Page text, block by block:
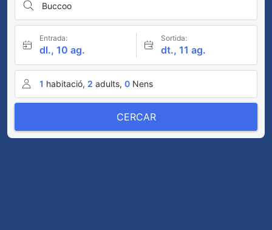
Buccoo
Entrada:
dl., 10 ag.
Sortida:
dt., 11 ag.
1 habitació, 2 adults, 0 Nens
CERCAR